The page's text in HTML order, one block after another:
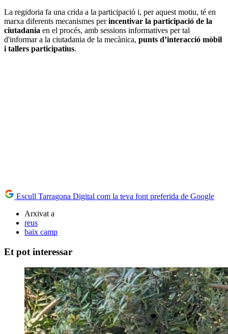
La regidoria fa una crida a la participació i, per aquest motiu, té en
marxa diferents mecanismes perincentivar la participació de la
ciutadania en el procés, amb sessions informatives per tal
d'informar a la ciutadania de la mecànica, punts d’interacció mòbil
i tallers participatius.
Escull Tarragona Digital com la teva font preferida de Google
Arxivat a
reus
baix camp
Et pot interessar